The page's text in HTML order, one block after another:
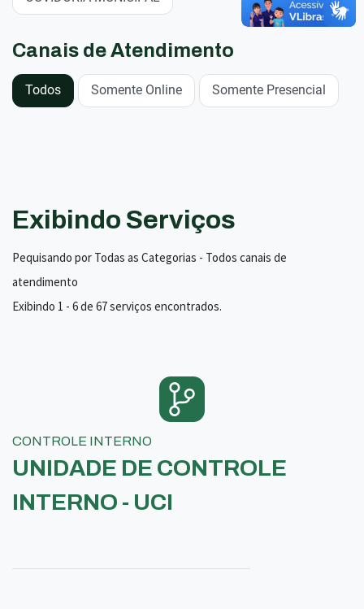
Canais de Atendimento
Todos Somente Online Somente Presencial
Exibindo Serviços
Pequisando por Todas as Categorias - Todos canais de
atendimento
Exibindo 1 - 6 de 67 serviços encontrados.
CONTROLE INTERNO
UNIDADE DE CONTROLE
INTERNO - UCI